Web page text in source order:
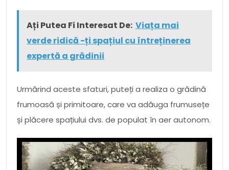
Ați Putea Fi Interesat De: Viața mai
verde ridică -ți spațiul cu întreținerea
expertă a grădinii
Urmărind aceste sfaturi, puteți a realiza o grădină
frumoasă și primitoare, care va adăuga frumusețe
și plăcere spațiului dvs. de populat în aer autonom.